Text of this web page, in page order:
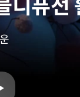
디퓨전